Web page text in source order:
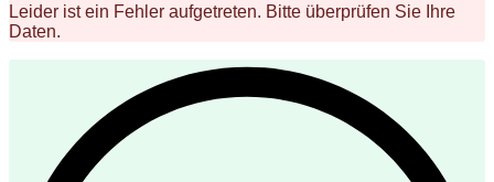
Leider ist ein Fehler aufgetreten. Bitte überprüfen Sie Ihre
Daten.